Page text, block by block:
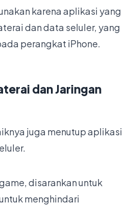
karena aplikasi yang
dan data seluler, yang
perangkat iPhone.
dan Jaringan
juga menutup aplikasi
disarankan untuk
menghindari